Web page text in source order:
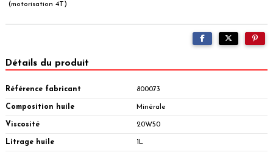
(motorisation 4T)
Détails du produit
Référence fabricant 800073
Composition huile Minérale
Viscosité 20W50
Litrage huile 1L